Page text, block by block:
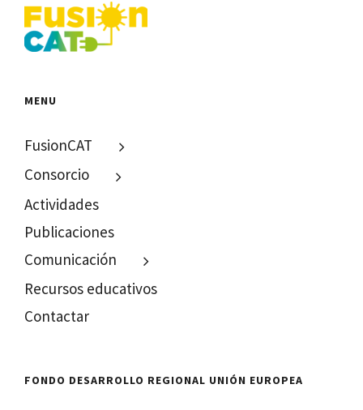
MENU
FusionCAT
Consorcio
Actividades
Publicaciones
Comunicación
Recursos educativos
Contactar
FONDO DESARROLLO REGIONAL UNIÓN EUROPEA